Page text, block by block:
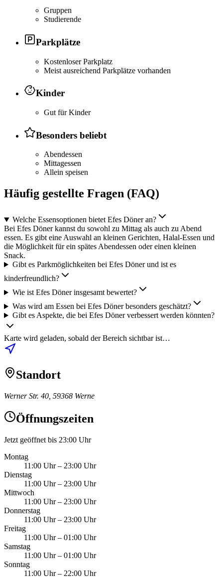
Gruppen
Studierende
Parkplätze
Kostenloser Parkplatz
Meist ausreichend Parkplätze vorhanden
Kinder
Gut für Kinder
Besonders beliebt
Abendessen
Mittagessen
Allein speisen
Häufig gestellte Fragen (FAQ)
Welche Essensoptionen bietet Efes Döner an?
Bei Efes Döner kannst du sowohl zu Mittag als auch zu Abend
essen. Es gibt eine Auswahl an kleinen Gerichten, Halal-Essen und
die Möglichkeit für ein spätes Abendessen oder einen kleinen
Snack.
Gibt es Parkmöglichkeiten bei Efes Döner und ist es
kinderfreundlich?
Wie ist Efes Döner insgesamt bewertet?
Was wird am Essen bei Efes Döner besonders geschätzt?
Gibt es Aspekte, die bei Efes Döner verbessert werden könnten?
Karte wird geladen, sobald der Bereich sichtbar ist…
Standort
Werner Str. 40, 59368 Werne
Öffnungszeiten
Jetzt geöffnet bis 23:00 Uhr
Montag
11:00 Uhr– 23:00 Uhr
Dienstag
11:00 Uhr– 23:00 Uhr
Mittwoch
11:00 Uhr– 23:00 Uhr
Donnerstag
11:00 Uhr– 23:00 Uhr
Freitag
11:00 Uhr– 01:00 Uhr
Samstag
11:00 Uhr– 01:00 Uhr
Sonntag
11:00 Uhr– 22:00 Uhr